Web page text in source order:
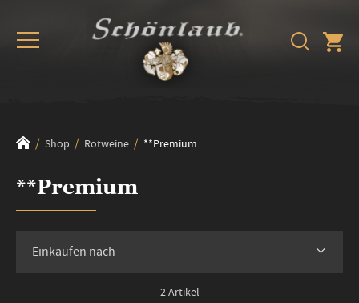
Shop Rotweine **Premium
**Premium
2Artikel
Einkaufen nach